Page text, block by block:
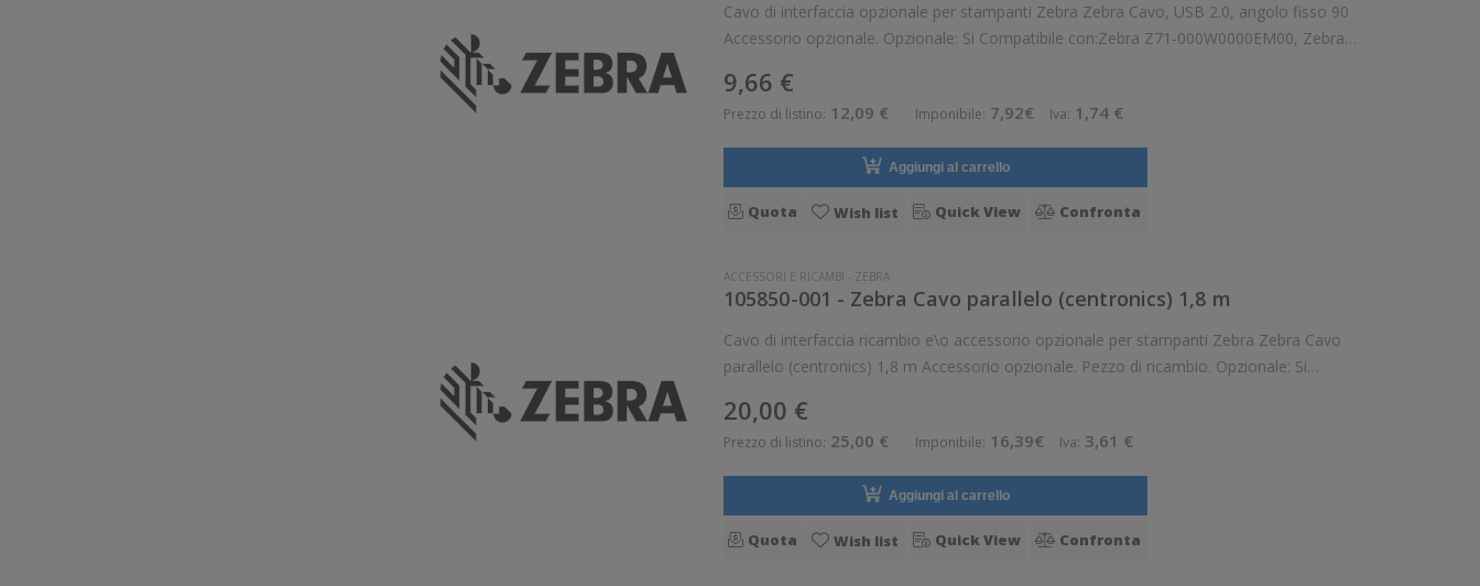
Cavo di interfaccia opzionale per stampanti Zebra Zebra Cavo, USB 2.0, angolo fisso 90
Accessorio opzionale. Opzionale: Si Compatibile con:Zebra Z71-000W0000EM00, Zebra
9,66 €
Prezzo di listino: 12,09 € Imponibile: 7,92€ Iva: 1,74 €
Aggiungi al carrello
Quota Wish list Quick View Confronta
ACCESSORI E RICAMBI - ZEBRA
105850-001 - Zebra Cavo parallelo (centronics) 1,8 m
Cavo di interfaccia ricambio e\o accessorio opzionale per stampanti Zebra Zebra Cavo
parallelo (centronics) 1,8 m Accessorio opzionale. Pezzo di ricambio. Opzionale: Si
20,00 €
Prezzo di listino: 25,00 € Imponibile: 16,39€ Iva: 3,61 €
Aggiungi al carrello
Quota Wish list Quick View Confronta